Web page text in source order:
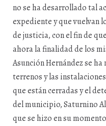
no se ha desarrollado tal
expediente y que vuelvan
de justicia, con el fin de
ahora la finalidad de los
Asunción Hernández se
terrenos y las
que están cerradas y el
del municipio, Saturnino
que se hizo en su